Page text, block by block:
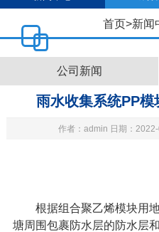
首页>新闻
公司新闻
雨水收集系统PP模
作者：admin 日期：
根据组合聚乙烯模块用
塘周围包裹防水层的防水层